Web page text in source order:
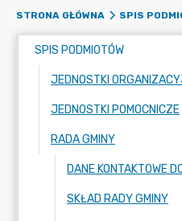
STRONA GŁÓWNA SPIS
SPIS PODMIOTÓW
JEDNOSTKI
JEDNOSTKI POMOCNICZE
RADA GMINY
DANE KONTAKTOWE
SKŁAD RADY GMINY